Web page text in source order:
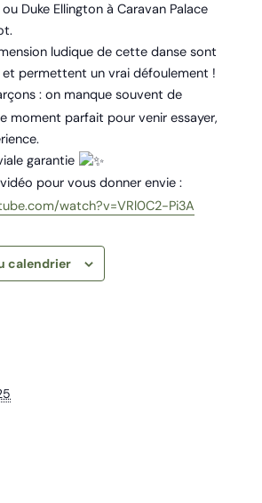
Duke Ellington à Caravan Palace
ludique de cette danse sont
permettent un vrai défoulement !
: on manque souvent de
moment parfait pour venir essayer,
garantie
pour vous donner envie :
watch?v=VRl0C2-Pi3A
calendrier